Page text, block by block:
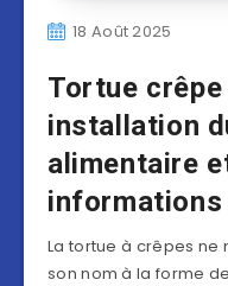
18 Août 2025
Tortue
installation
alimentaire
La tortue à crêpes ne
son nom à la forme